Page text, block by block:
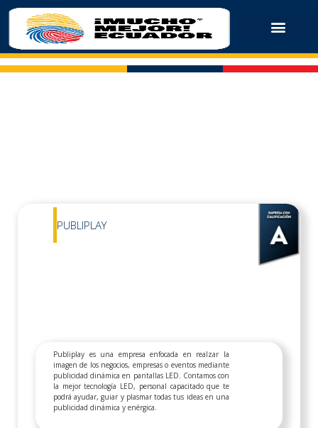
PUBLIPLAY
Publiplay es una empresa enfocada en realzar la
imagen de los negocios, empresas o eventos mediante
publicidad dinámica en pantallas LED. Contamos con
la mejor tecnología LED, personal capacitado que te
podrá ayudar, guiar y plasmar todas tus ideas en una
publicidad dinámica y enérgica.